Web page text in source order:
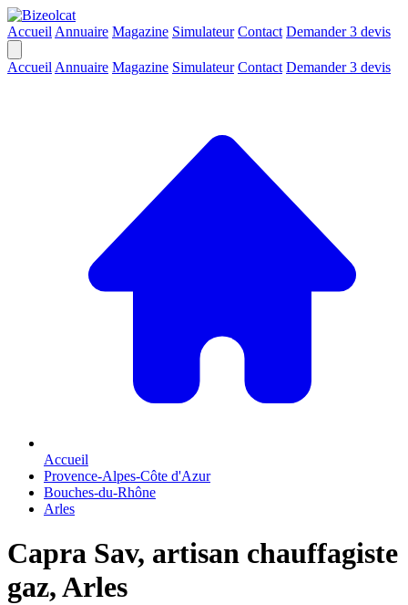
Accueil Annuaire Magazine Simulateur Contact Demander 3 devis
Accueil Annuaire Magazine Simulateur Contact Demander 3 devis
Accueil
Provence-Alpes-Côte d'Azur
Bouches-du-Rhône
Arles
Capra Sav, artisan chauffagiste
gaz, Arles